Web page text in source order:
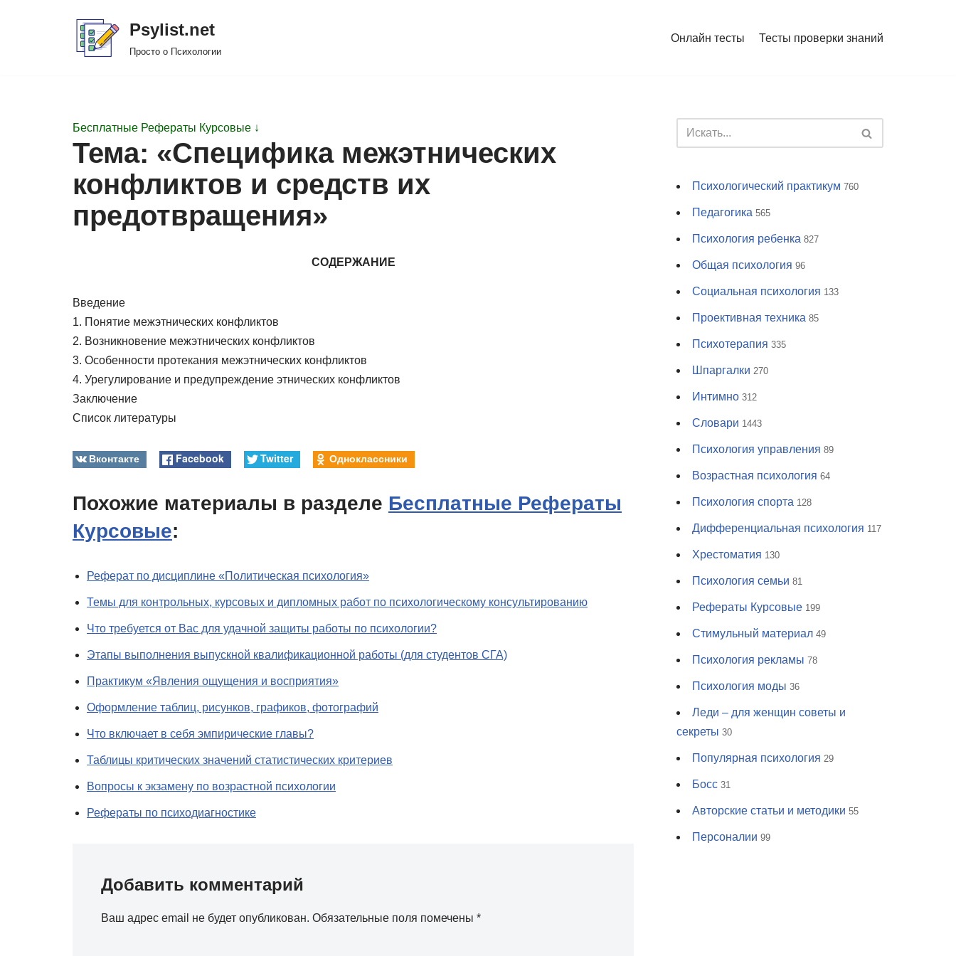
Psylist.net
Просто о Психологии
Онлайн тесты Тесты проверки знаний
Бесплатные Рефераты Курсовые ↓
Тема: «Специфика межэтнических
конфликтов и средств их
предотвращения»
СОДЕРЖАНИЕ
Введение
1. Понятие межэтнических конфликтов
2. Возникновение межэтнических конфликтов
3. Особенности протекания межэтнических конфликтов
4. Урегулирование и предупреждение этнических конфликтов
Заключение
Список литературы
Вконтакте Facebook Twitter Одноклассники
Похожие материалы в разделе Бесплатные Рефераты
Курсовые:
Реферат по дисциплине «Политическая психология»
Темы для контрольных, курсовых и дипломных работ по психологическому консультированию
Что требуется от Вас для удачной защиты работы по психологии?
Этапы выполнения выпускной квалификационной работы (для студентов СГА)
Практикум «Явления ощущения и восприятия»
Оформление таблиц, рисунков, графиков, фотографий
Что включает в себя эмпирические главы?
Таблицы критических значений статистических критериев
Вопросы к экзамену по возрастной психологии
Рефераты по психодиагностике
Добавить комментарий
Ваш адрес email не будет опубликован. Обязательные поля помечены *
Психологический практикум 760
Педагогика 565
Психология ребенка 827
Общая психология 96
Социальная психология 133
Проективная техника 85
Психотерапия 335
Шпаргалки 270
Интимно 312
Словари 1443
Психология управления 89
Возрастная психология 64
Психология спорта 128
Дифференциальная психология 117
Хрестоматия 130
Психология семьи 81
Рефераты Курсовые 199
Стимульный материал 49
Психология рекламы 78
Психология моды 36
Леди – для женщин советы и
секреты 30
Популярная психология 29
Босс 31
Авторские статьи и методики 55
Персоналии 99